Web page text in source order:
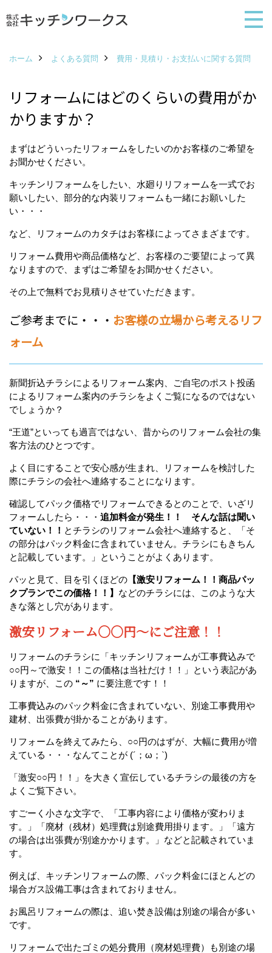
ホーム よくある質問 費用・見積り・お支払いに関する質問
リフォームにはどのくらいの費用がか
かりますか？
まずはどういったリフォームをしたいのかお客様のご希望を
お聞かせください。
キッチンリフォームをしたい、水廻りリフォームを一式でお
願いしたい、部分的な内装リフォームも一緒にお願いした
い・・・
など、リフォームのカタチはお客様によってさまざまです。
リフォーム費用や商品価格など、お客様のご要望によって異
なりますので、まずはご希望をお聞かせください。
その上で無料でお見積りさせていただきます。
ご参考までに・・・ お客様の立場から考えるリフ
ォーム
新聞折込チラシによるリフォーム案内、ご自宅のポスト投函
によるリフォーム案内のチラシをよくご覧になるのではない
でしょうか？
“王道”といっても過言ではない、昔からのリフォーム会社の集
客方法のひとつです。
よく目にすることで安心感が生まれ、リフォームを検討した
際にチラシの会社へ連絡することになります。
確認してパック価格でリフォームできるとのことで、いざリ
フォームしたら・・・ 追加料金が発生！！ そんな話は聞い
ていない！！ とチラシのリフォーム会社へ連絡すると、「そ
の部分はパック料金に含まれていません。チラシにもきちん
と記載しています。」ということがよくあります。
パッと見て、目を引くほどの 【激安リフォーム！！商品パッ
クプランでこの価格！！】 などのチラシには、このような大
きな落とし穴があります。
激安リフォーム○○円～にご注意！！
リフォームのチラシに「キッチンリフォームが工事費込みで
○○円～で激安！！この価格は当社だけ！！」という表記があ
りますが、この “～” に要注意です！！
工事費込みのパック料金に含まれていない、別途工事費用や
建材、出張費が掛かることがあります。
リフォームを終えてみたら、○○円のはずが、大幅に費用が増
えている・・・なんてことが (´；ω；`)
「激安○○円！！」を大きく宣伝しているチラシの最後の方を
よくご覧下さい。
すごーく小さな文字で、「工事内容により価格が変わりま
す。」「廃材（残材）処理費は別途費用掛ります。」「遠方
の場合は出張費が別途かかります。」などと記載されていま
す。
例えば、キッチンリフォームの際、パック料金にほとんどの
場合ガス設備工事は含まれておりません。
お風呂リフォームの際は、追い焚き設備は別途の場合が多い
です。
リフォームで出たゴミの処分費用（廃材処理費）も別途の場